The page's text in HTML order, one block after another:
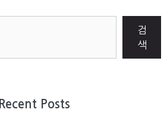
검
색
Recent Posts